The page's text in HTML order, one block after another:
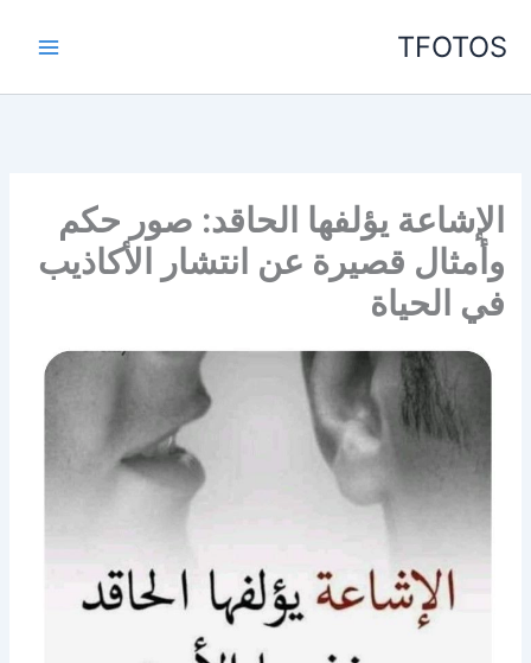
TFOTOS
الإشاعة يؤلفها الحاقد: صور حكم
وأمثال قصيرة عن انتشار الأكاذيب
في الحياة